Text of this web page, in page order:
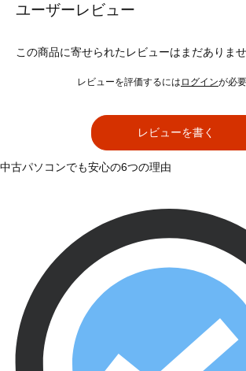
ユーザーレビュー
この商品に寄せられたレビューはまだありませ
レビューを評価するには ログインが必
レビューを書く
中古パソコンでも安心の6つの理由